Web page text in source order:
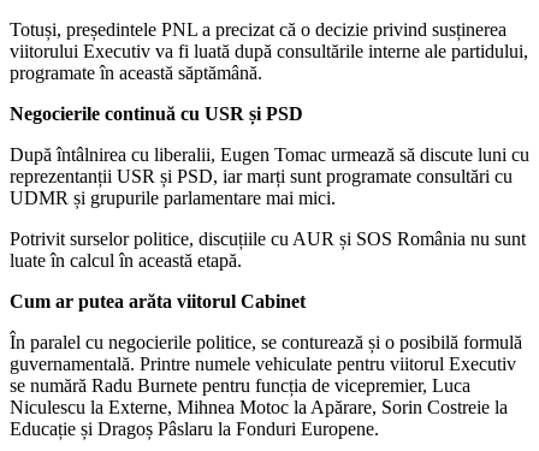
Totuși, președintele PNL a precizat că o decizie privind susținerea
viitorului Executiv va fi luată după consultările interne ale partidului,
programate în această săptămână.
Negocierile continuă cu USR și PSD
După întâlnirea cu liberalii, Eugen Tomac urmează să discute luni cu
reprezentanții USR și PSD, iar marți sunt programate consultări cu
UDMR și grupurile parlamentare mai mici.
Potrivit surselor politice, discuțiile cu AUR și SOS România nu sunt
luate în calcul în această etapă.
Cum ar putea arăta viitorul Cabinet
În paralel cu negocierile politice, se conturează și o posibilă formulă
guvernamentală. Printre numele vehiculate pentru viitorul Executiv
se numără Radu Burnete pentru funcția de vicepremier, Luca
Niculescu la Externe, Mihnea Motoc la Apărare, Sorin Costreie la
Educație și Dragoș Pâslaru la Fonduri Europene.